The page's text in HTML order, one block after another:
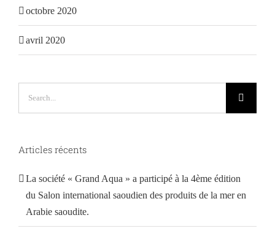
octobre 2020
avril 2020
Articles récents
La société « Grand Aqua » a participé à la 4ème édition
du Salon international saoudien des produits de la mer en
Arabie saoudite.